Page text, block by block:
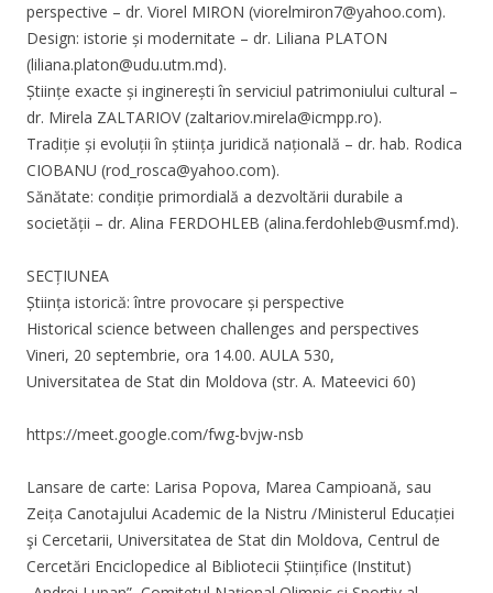
perspective – dr. Viorel MIRON (viorelmiron7@yahoo.com).
Design: istorie și modernitate – dr. Liliana PLATON
(liliana.platon@udu.utm.md).
Științe exacte și inginerești în serviciul patrimoniului cultural –
dr. Mirela ZALTARIOV (zaltariov.mirela@icmpp.ro).
Tradiție și evoluții în știința juridică națională – dr. hab. Rodica
CIOBANU (rod_rosca@yahoo.com).
Sănătate: condiție primordială a dezvoltării durabile a
societății – dr. Alina FERDOHLEB (alina.ferdohleb@usmf.md).
SECȚIUNEA
Știința istorică: între provocare și perspective
Historical science between challenges and perspectives
Vineri, 20 septembrie, ora 14.00. AULA 530,
Universitatea de Stat din Moldova (str. A. Mateevici 60)
https://meet.google.com/fwg-bvjw-nsb
Lansare de carte: Larisa Popova, Marea Campioană, sau
Zeița Canotajului Academic de la Nistru /Ministerul Educației
şi Cercetarii, Universitatea de Stat din Moldova, Centrul de
Cercetări Enciclopedice al Bibliotecii Științifice (Institut)